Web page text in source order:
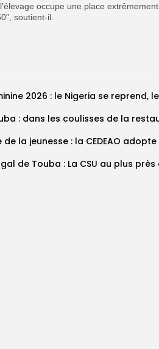
occupe une place extrêmement
soutient-il.